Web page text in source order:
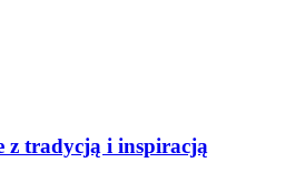
z tradycją i inspiracją